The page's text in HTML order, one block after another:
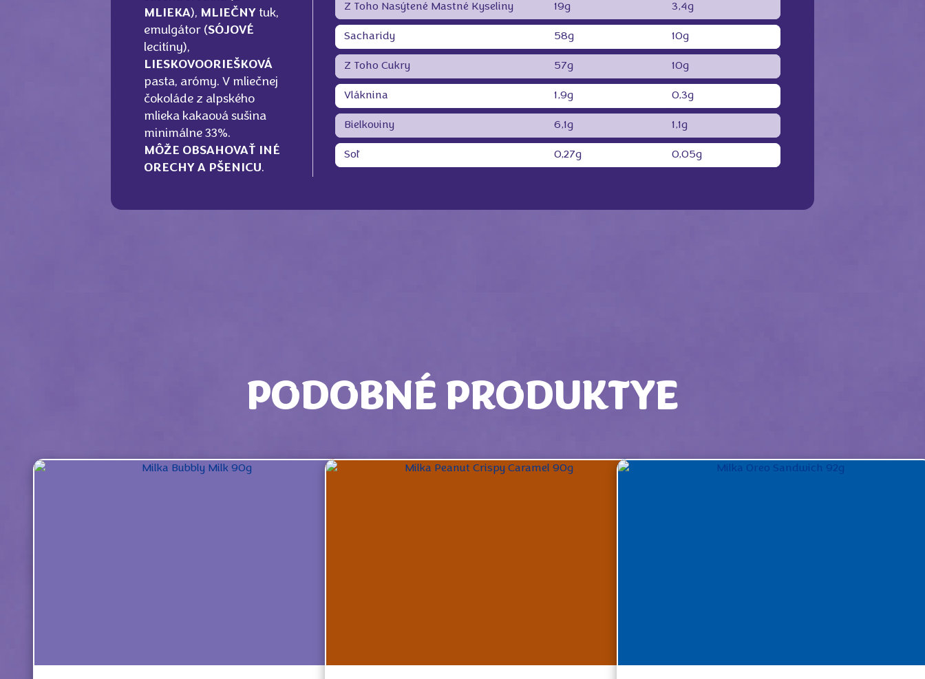
MLIEKA), MLIEČNY tuk,
emulgátor (SÓJOVÉ
lecitíny),
LIESKOVOORIEŠKOVÁ
pasta, arómy. V mliečnej
čokoláde z alpského
mlieka kakaová sušina
minimálne 33%.
MÔŽE OBSAHOVAŤ INÉ
ORECHY A PŠENICU.
Z Toho Nasýtené Mastné Kyseliny 19g 3,4g
Sacharidy 58g 10g
Z Toho Cukry 57g 10g
Vláknina 1,9g 0,3g
Bielkoviny 6,1g 1,1g
Soľ 0,27g 0,05g
PODOBNÉ PRODUKTYE